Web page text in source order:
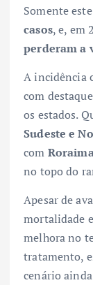
Somente
casos, e, em
perderam a
A incidência
com
os estados.
Sudeste e
com
no topo do
Apesar de
mortalidade
melhora no
tratamento,
cenário